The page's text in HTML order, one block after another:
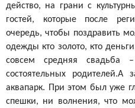
действо, на грани с
гостей, которые после
очередь, чтобы поздравить
одежды кто золото, кто
совсем средняя свадьба
состоятельных родителей.А
аквапарк. При этом был уже
спешки, ни волнения, что